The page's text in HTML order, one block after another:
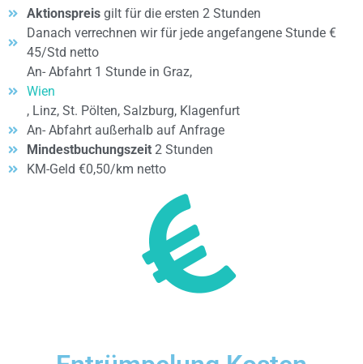
Aktionspreisgilt für die ersten 2 Stunden
Danach verrechnen wir für jede angefangene Stunde €
45/Std netto
An- Abfahrt 1 Stunde in Graz,
Wien
, Linz, St. Pölten, Salzburg, Klagenfurt
An- Abfahrt außerhalb auf Anfrage
Mindestbuchungszeit2 Stunden
KM-Geld €0,50/km netto